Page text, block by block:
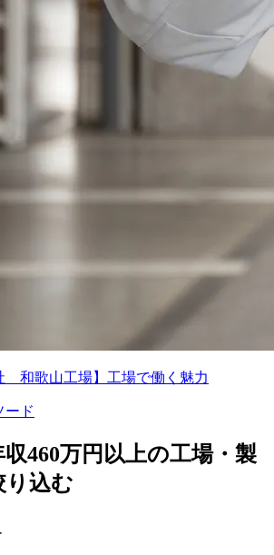
和歌山工場】工場で働く魅力
ード
460万円以上の工場・製
り込む